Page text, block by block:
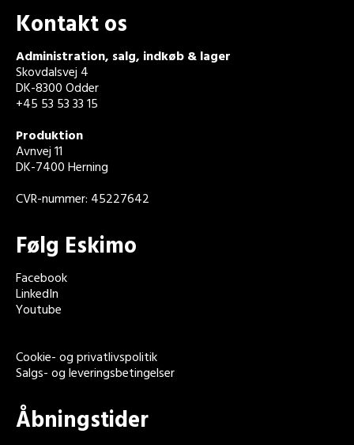
Kontakt os
Administration, salg, indkøb & lager
Skovdalsvej 4
DK-8300 Odder
+45 53 53 33 15
Produktion
Avnvej 11
DK-7400 Herning
CVR-nummer: 45227642
Følg Eskimo
Facebook
LinkedIn
Youtube
Cookie- og privatlivspolitik
Salgs- og leveringsbetingelser
Åbningstider